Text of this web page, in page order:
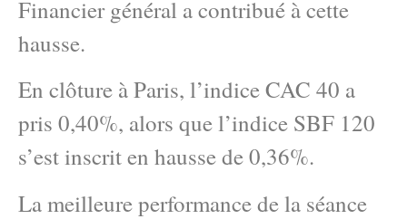
Financier général a contribué à cette
hausse.
En clôture à Paris, l’indice CAC 40 a
pris 0,40%, alors que l’indice SBF 120
s’est inscrit en hausse de 0,36%.
La meilleure performance de la séance